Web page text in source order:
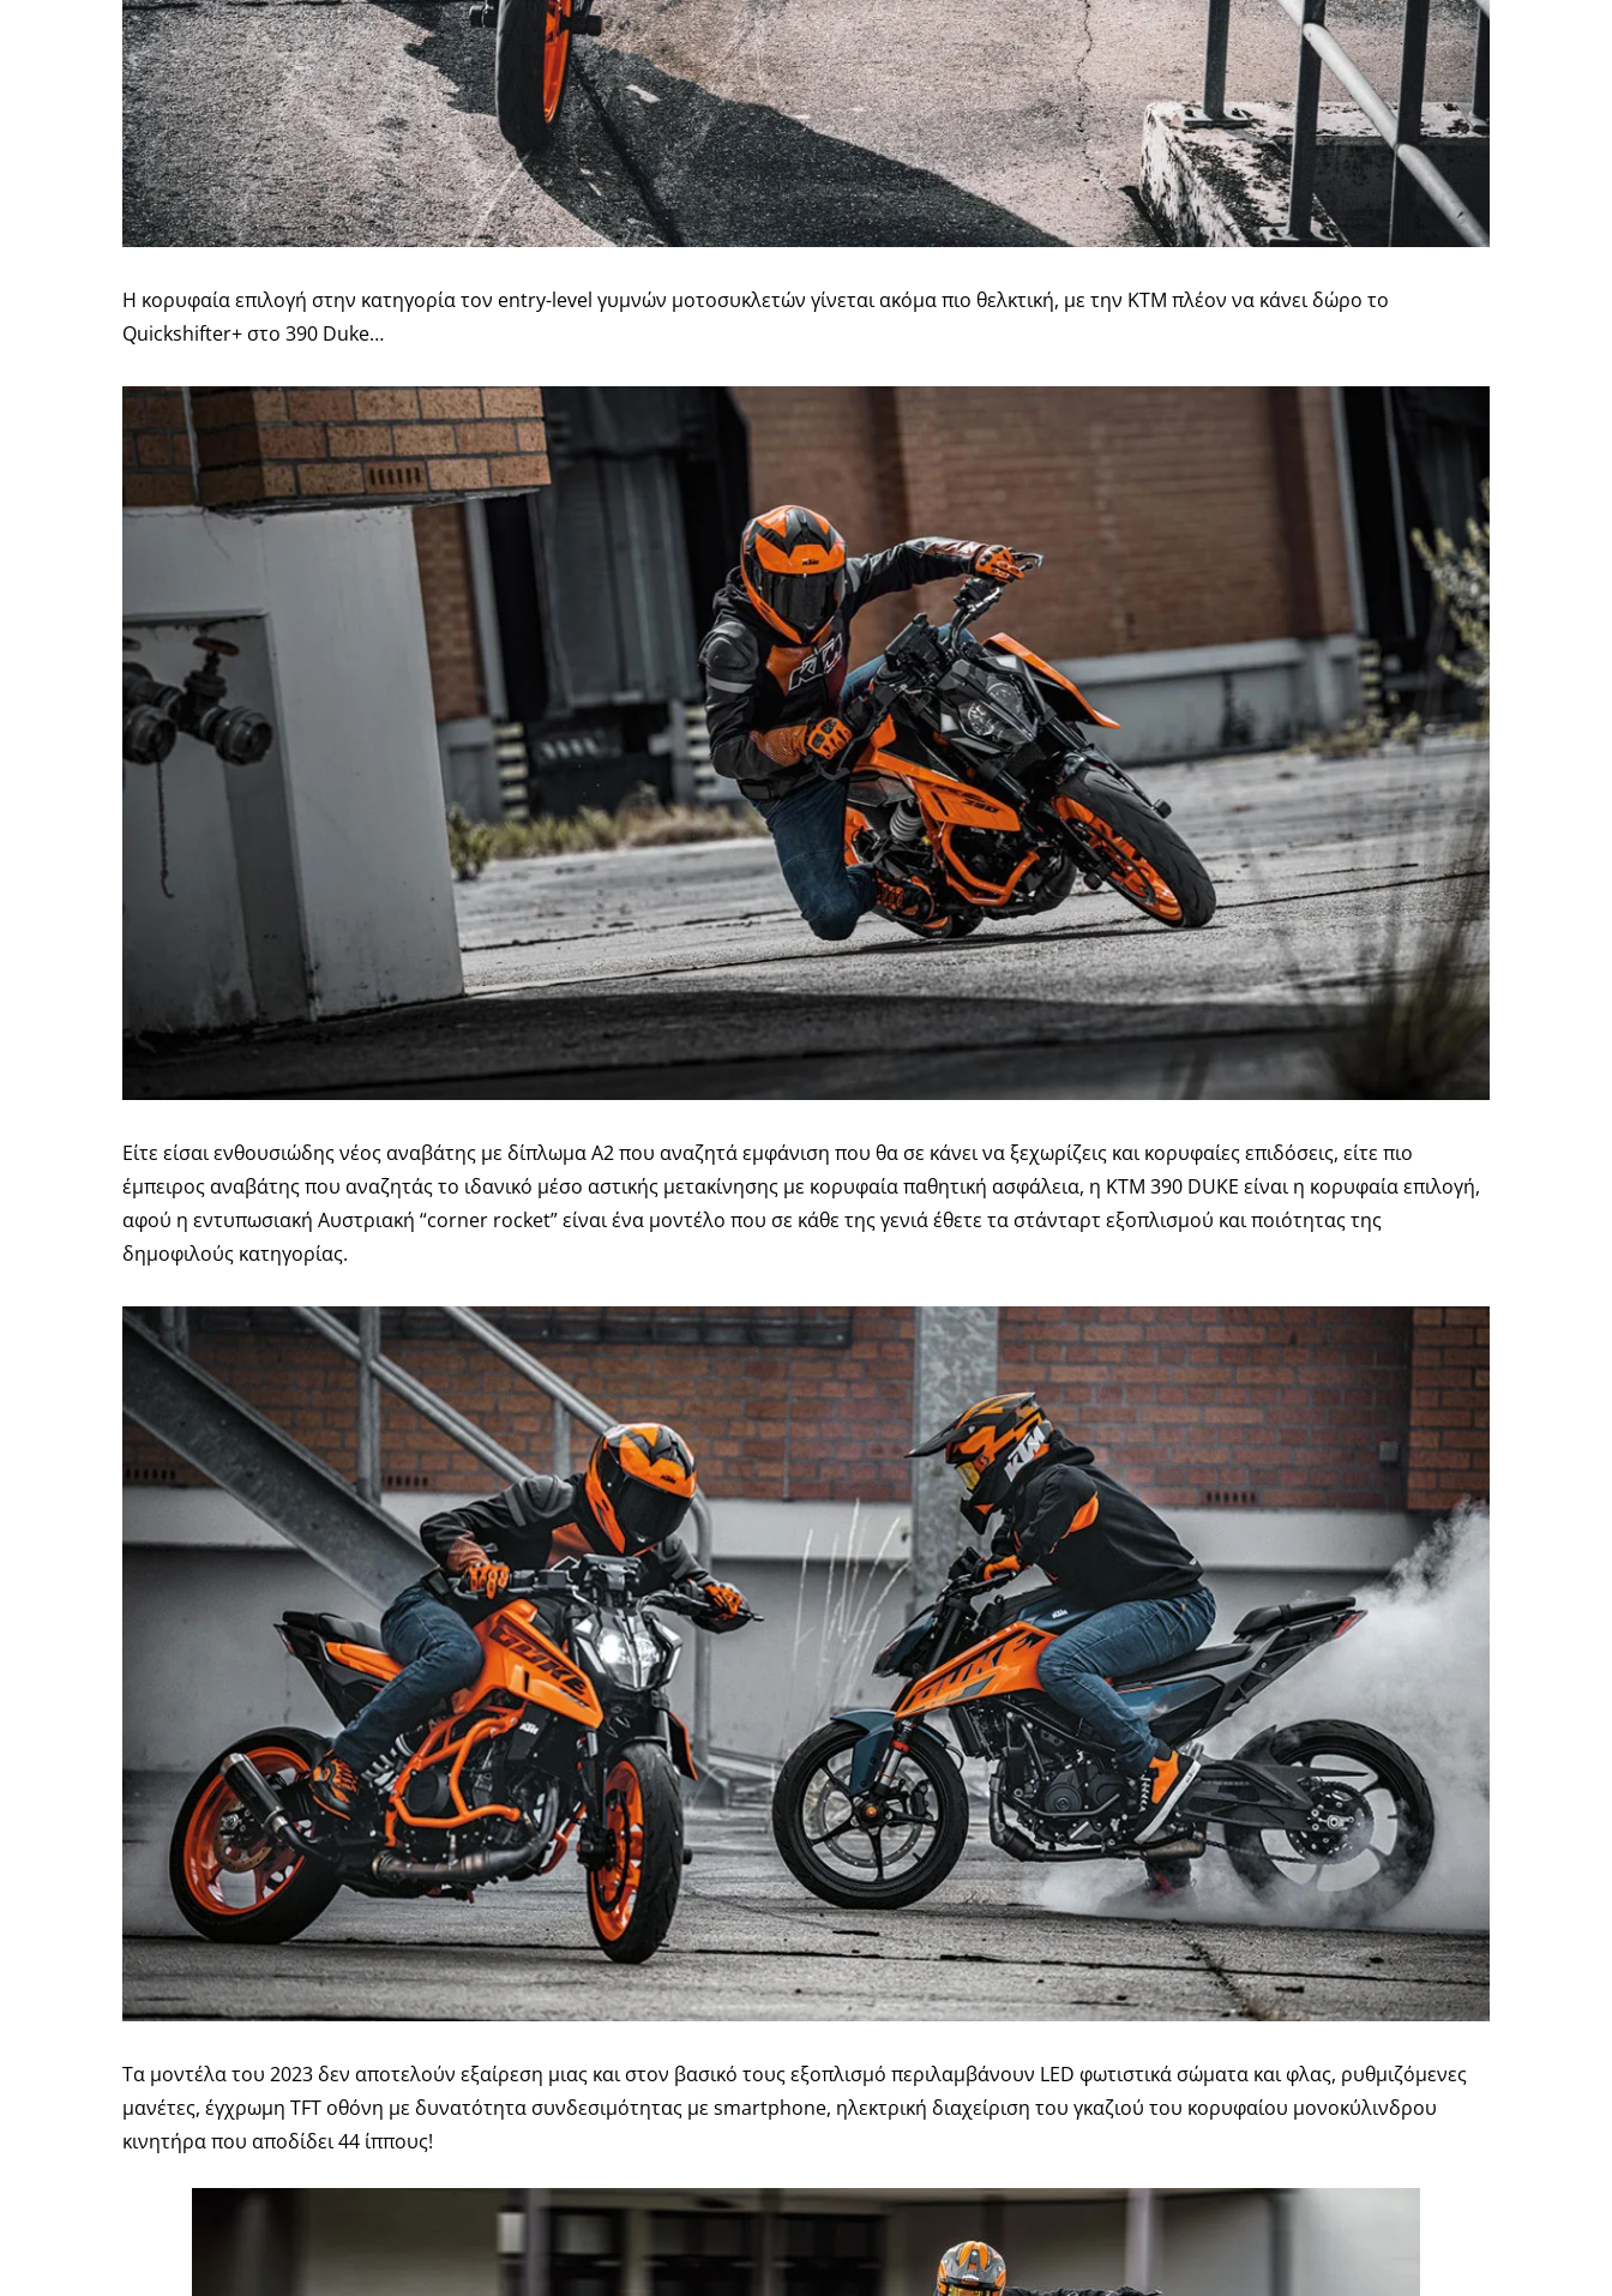
Η κορυφαία επιλογή στην κατηγορία τον entry-level γυμνών μοτοσυκλετών γίνεται ακόμα πιο θελκτική, με την KTM πλέον να κάνει δώρο το
Quickshifter+ στο 390 Duke…
Είτε είσαι ενθουσιώδης νέος αναβάτης με δίπλωμα Α2 που αναζητά εμφάνιση που θα σε κάνει να ξεχωρίζεις και κορυφαίες επιδόσεις, είτε πιο
έμπειρος αναβάτης που αναζητάς το ιδανικό μέσο αστικής μετακίνησης με κορυφαία παθητική ασφάλεια, η KTM 390 DUKE είναι η κορυφαία επιλογή,
αφού η εντυπωσιακή Αυστριακή “corner rocket” είναι ένα μοντέλο που σε κάθε της γενιά έθετε τα στάνταρτ εξοπλισμού και ποιότητας της
δημοφιλούς κατηγορίας.
Τα μοντέλα του 2023 δεν αποτελούν εξαίρεση μιας και στον βασικό τους εξοπλισμό περιλαμβάνουν LED φωτιστικά σώματα και φλας, ρυθμιζόμενες
μανέτες, έγχρωμη TFT οθόνη με δυνατότητα συνδεσιμότητας με smartphone, ηλεκτρική διαχείριση του γκαζιού του κορυφαίου μονοκύλινδρου
κινητήρα που αποδίδει 44 ίππους!